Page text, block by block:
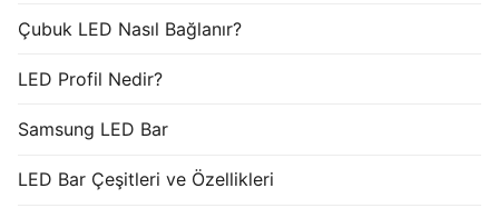
Çubuk LED Nasıl Bağlanır?
LED Profil Nedir?
Samsung LED Bar
LED Bar Çeşitleri ve Özellikleri